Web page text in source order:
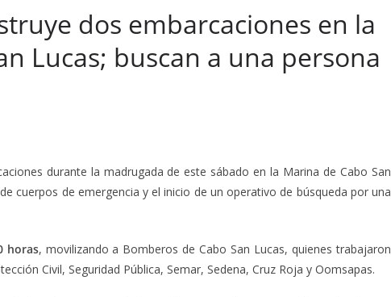
dos embarcaciones en la
Lucas; buscan a una persona
durante la madrugada de este sábado en la Marina de Cabo San
cuerpos de emergencia y el inicio de un operativo de búsqueda por una
horas, movilizando a Bomberos de Cabo San Lucas, quienes trabajaron
Civil, Seguridad Pública, Semar, Sedena, Cruz Roja y Oomsapas.